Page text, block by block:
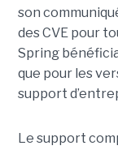
son
des CVE pour
Spring
que pour les
support
Le support